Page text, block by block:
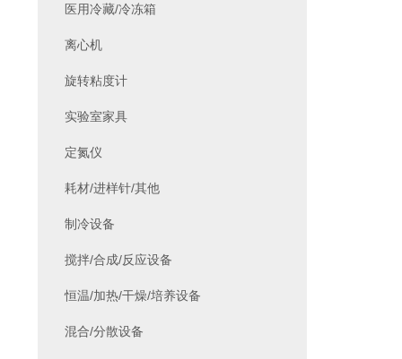
医用冷藏/冷冻箱
离心机
旋转粘度计
实验室家具
定氮仪
耗材/进样针/其他
制冷设备
搅拌/合成/反应设备
恒温/加热/干燥/培养设备
混合/分散设备